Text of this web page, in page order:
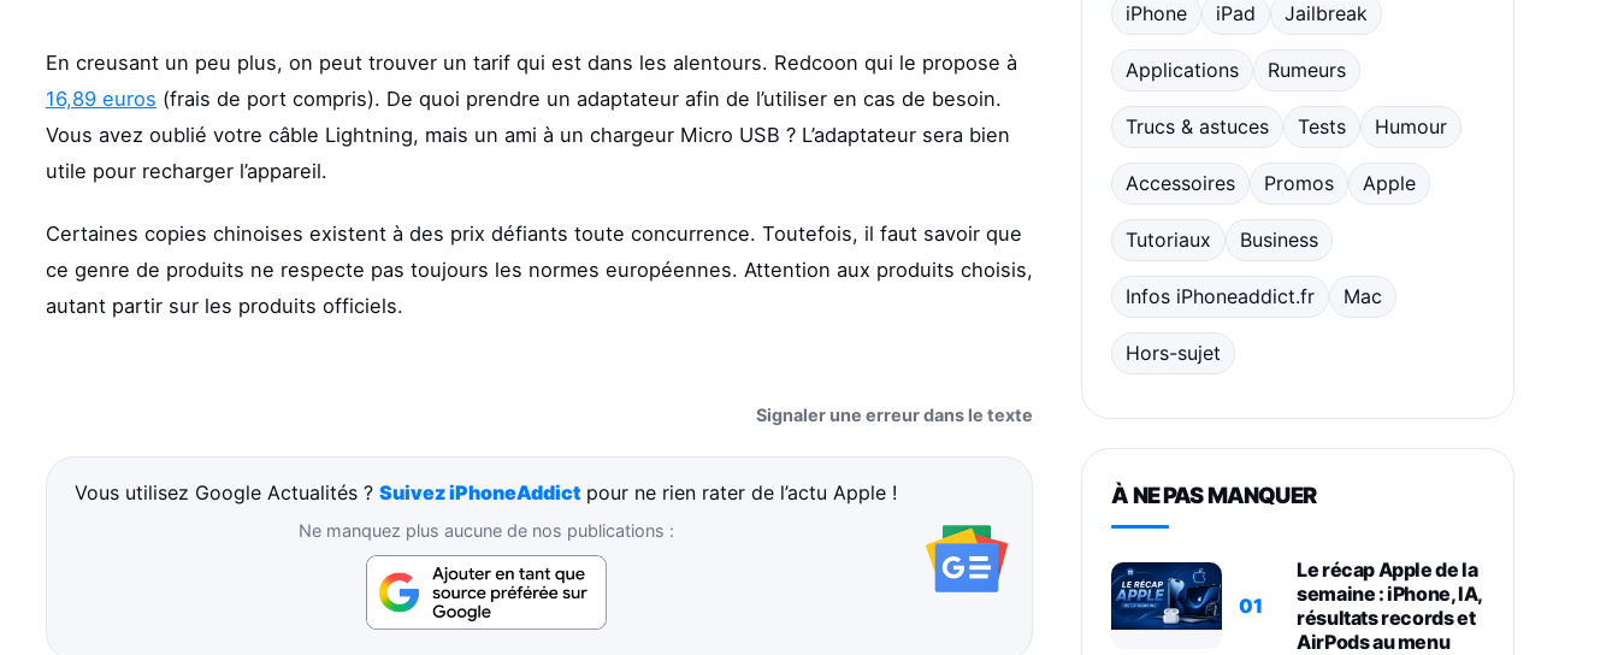
En creusant un peu plus, on peut trouver un tarif qui est dans les alentours. Redcoon qui le propose à
16,89 euros (frais de port compris). De quoi prendre un adaptateur afin de l’utiliser en cas de besoin.
Vous avez oublié votre câble Lightning, mais un ami à un chargeur Micro USB ? L’adaptateur sera bien
utile pour recharger l’appareil.
Certaines copies chinoises existent à des prix défiants toute concurrence. Toutefois, il faut savoir que
ce genre de produits ne respecte pas toujours les normes européennes. Attention aux produits choisis,
autant partir sur les produits officiels.
Signaler une erreur dans le texte
Vous utilisez Google Actualités ?Suivez iPhoneAddict pour ne rien rater de l’actu Apple !
Ne manquez plus aucune de nos publications :
iPhone iPad Jailbreak
Applications Rumeurs
Trucs & astuces Tests Humour
Accessoires Promos Apple
Tutoriaux Business
Infos iPhoneaddict.fr Mac
Hors-sujet
À NE PAS MANQUER
01
Le récap Apple de la
semaine : iPhone, IA,
résultats records et
AirPods au menu